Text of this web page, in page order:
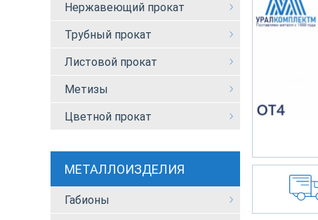
Нержавеющий прокат
Трубный прокат
Листовой прокат
Метизы
Цветной прокат
МЕТАЛЛОИЗДЕЛИЯ
Габионы